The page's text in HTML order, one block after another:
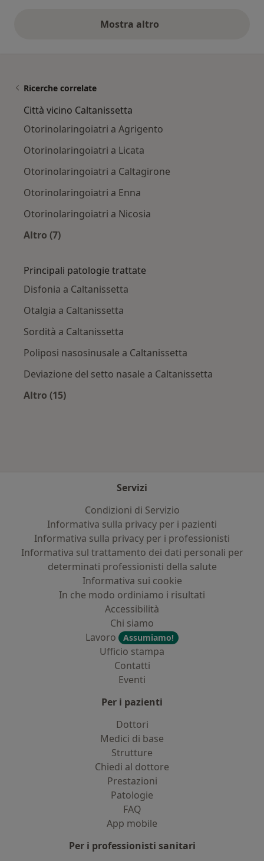
Mostra altroopinioni di cui sopra
Ricerche correlate
Città vicino Caltanissetta
Otorinolaringoiatri a Agrigento
Otorinolaringoiatri a Licata
Otorinolaringoiatri a Caltagirone
Otorinolaringoiatri a Enna
Otorinolaringoiatri a Nicosia
Altro (7)
Principali patologie trattate
Disfonia a Caltanissetta
Otalgia a Caltanissetta
Sordità a Caltanissetta
Poliposi nasosinusale a Caltanissetta
Deviazione del setto nasale a Caltanissetta
Altro (15)
Servizi
Condizioni di Servizio
Informativa sulla privacy per i pazienti
Informativa sulla privacy per i professionisti
Informativa sul trattamento dei dati personali per
determinati professionisti della salute
Informativa sui cookie
In che modo ordiniamo i risultati
Accessibilità
Chi siamo
Lavoro
Assumiamo!
Ufficio stampa
Contatti
Eventi
Per i pazienti
Dottori
Medici di base
Strutture
Chiedi al dottore
Prestazioni
Patologie
FAQ
App mobile
Per i professionisti sanitari